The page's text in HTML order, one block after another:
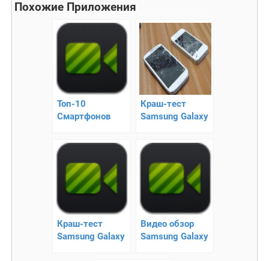
Похожие Приложения
Топ-10
Смартфонов
Краш-тест
Samsung Galaxy
Краш-тест
Samsung Galaxy
Видео обзор
Samsung Galaxy